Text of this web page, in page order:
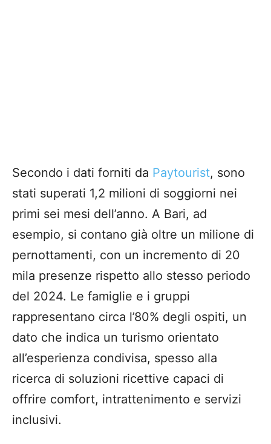
Secondo i dati forniti da Paytourist, sono
stati superati 1,2 milioni di soggiorni nei
primi sei mesi dell’anno. A Bari, ad
esempio, si contano già oltre un milione di
pernottamenti, con un incremento di 20
mila presenze rispetto allo stesso periodo
del 2024. Le famiglie e i gruppi
rappresentano circa l’80% degli ospiti, un
dato che indica un turismo orientato
all’esperienza condivisa, spesso alla
ricerca di soluzioni ricettive capaci di
offrire comfort, intrattenimento e servizi
inclusivi.